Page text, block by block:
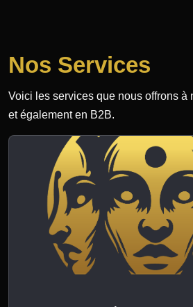
Nos Services
Voici les services que nous offrons à
et également en B2B.